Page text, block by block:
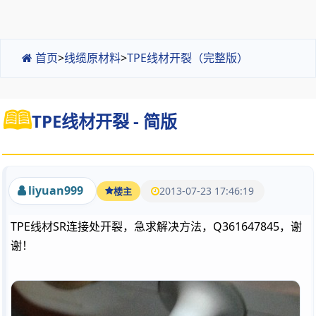
首页>线缆原材料>TPE线材开裂（完整版）
TPE线材开裂 - 简版
liyuan999 楼主 2013-07-23 17:46:19
TPE线材SR连接处开裂，急求解决方法，Q361647845，谢
谢！